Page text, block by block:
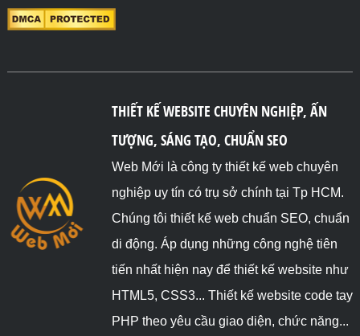
THIẾT KẾ WEBSITE CHUYÊN NGHIỆP, ẤN
TƯỢNG, SÁNG TẠO, CHUẨN SEO
Web Mới là công ty thiết kế web chuyên
nghiệp uy tín có trụ sở chính tại Tp HCM.
Chúng tôi thiết kế web chuẩn SEO, chuẩn
di động. Áp dụng những công nghệ tiên
tiến nhất hiện nay để thiết kế website như
HTML5, CSS3... Thiết kế website code tay
PHP theo yêu cầu giao diện, chức năng...